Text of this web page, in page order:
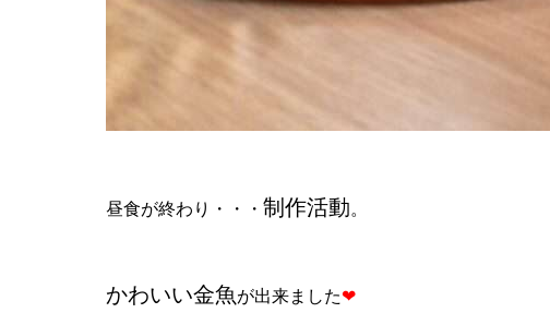
昼食が終わり・・・ 制作活動。
かわいい金魚が出来ました❤